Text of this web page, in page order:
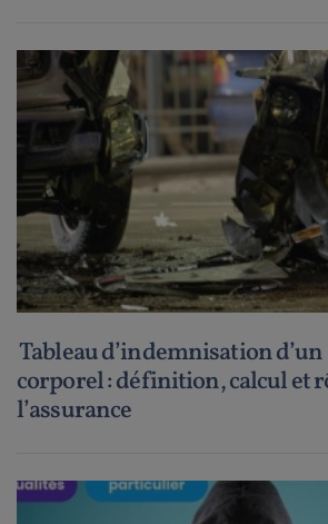
Tableau d’indemnisation
corporel : définition, calcul et
l’assurance